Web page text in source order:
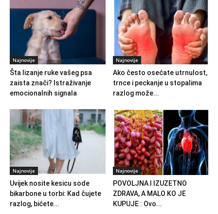
Najnovije
Šta lizanje ruke vašeg psa
zaista znači? Istraživanje
emocionalnih signala
Najnovije
Ako često osećate utrnulost,
trnce i peckanje u stopalima
razlog može...
Najnovije
Uvijek nosite kesicu sode
bikarbone u torbi: Kad čujete
razlog, bićete...
Najnovije
POVOLJNA I IZUZETNO
ZDRAVA, A MALO KO JE
KUPUJE : Ovo...